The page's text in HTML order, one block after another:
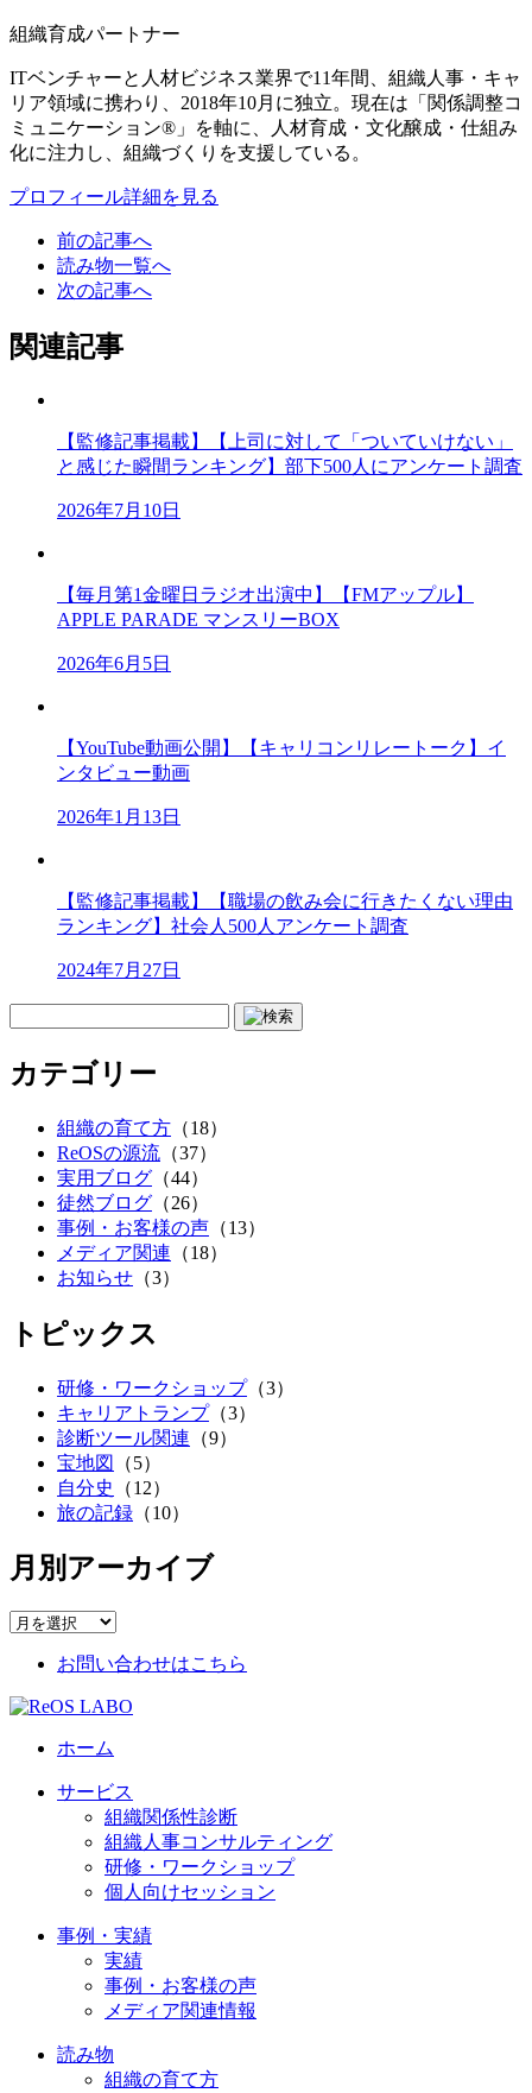
組織育成パートナー
ITベンチャーと人材ビジネス業界で11年間、組織人事・キャ
リア領域に携わり、2018年10月に独立。現在は「関係調整コ
ミュニケーション®」を軸に、人材育成・文化醸成・仕組み
化に注力し、組織づくりを支援している。
プロフィール詳細を見る
前の記事へ
読み物一覧へ
次の記事へ
関連記事
【監修記事掲載】【上司に対して「ついていけない」
と感じた瞬間ランキング】部下500人にアンケート調査
2026年7月10日
【毎月第1金曜日ラジオ出演中】【FMアップル】
APPLE PARADE マンスリーBOX
2026年6月5日
【YouTube動画公開】【キャリコンリレートーク】イ
ンタビュー動画
2026年1月13日
【監修記事掲載】【職場の飲み会に行きたくない理由
ランキング】社会人500人アンケート調査
2024年7月27日
カテゴリー
組織の育て方 （18）
ReOSの源流 （37）
実用ブログ （44）
徒然ブログ （26）
事例・お客様の声 （13）
メディア関連 （18）
お知らせ （3）
トピックス
研修・ワークショップ（3）
キャリアトランプ（3）
診断ツール関連 （9）
宝地図
（5）
自分史
（12）
旅の記録 （10）
月別アーカイブ
お問い合わせはこちら
ホーム
サービス
組織関係性診断
組織人事コンサルティング
研修・ワークショップ
個人向けセッション
事例・実績
実績
事例・お客様の声
メディア関連情報
読み物
組織の育て方